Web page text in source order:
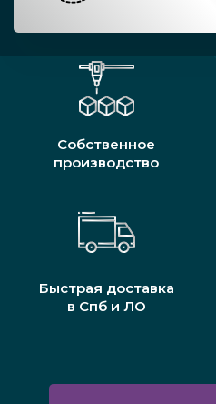
Собственное
производство
Быстрая доставка
в Спб и ЛО